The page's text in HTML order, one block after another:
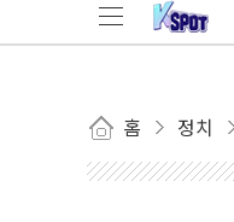
홈 정치